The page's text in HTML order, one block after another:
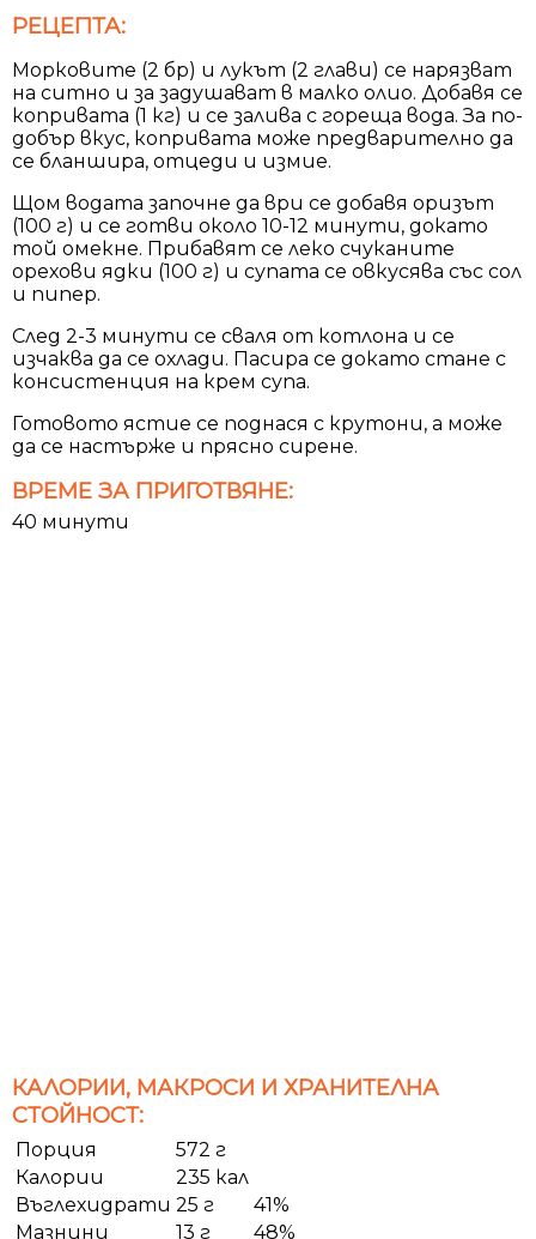
РЕЦЕПТА:
Морковите (2 бр) и лукът (2 глави) се нарязват
на ситно и за задушават в малко олио. Добавя се
копривата (1 кг) и се залива с гореща вода. За по-
добър вкус, копривата може предварително да
се бланшира, отцеди и измие.
Щом водата започне да ври се добавя оризът
(100 г) и се готви около 10-12 минути, докато
той омекне. Прибавят се леко счуканите
орехови ядки (100 г) и супата се овкусява със сол
и пипер.
След 2-3 минути се сваля от котлона и се
изчаква да се охлади. Пасира се докато стане с
консистенция на крем супа.
Готовото ястие се поднася с крутони, а може
да се настърже и прясно сирене.
ВРЕМЕ ЗА ПРИГОТВЯНЕ:
40 минути
КАЛОРИИ, МАКРОСИ И ХРАНИТЕЛНА
СТОЙНОСТ:
Порция
572 г
Калории
235 кал
Въглехидрати 25 г
41%
Мазнини
13 г
48%